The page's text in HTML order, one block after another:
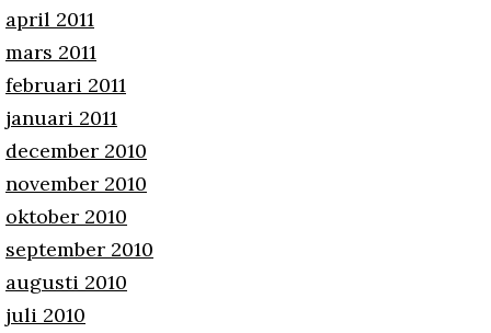
april 2011
mars 2011
februari 2011
januari 2011
december 2010
november 2010
oktober 2010
september 2010
augusti 2010
juli 2010